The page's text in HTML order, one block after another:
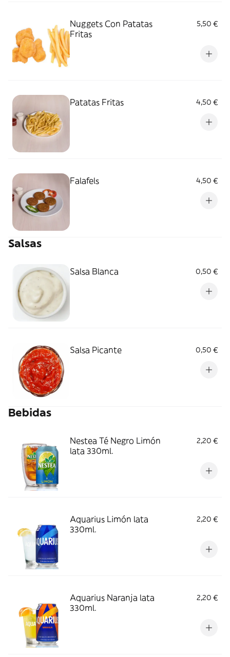
Nuggets Con Patatas
Fritas
5,50 €
Patatas Fritas 4,50 €
Falafels 4,50 €
Salsas
Salsa Blanca 0,50 €
Salsa Picante 0,50 €
Bebidas
Nestea Té Negro Limón
lata 330ml.
2,20 €
Aquarius Limón lata
330ml.
2,20 €
Aquarius Naranja lata
330ml.
2,20 €